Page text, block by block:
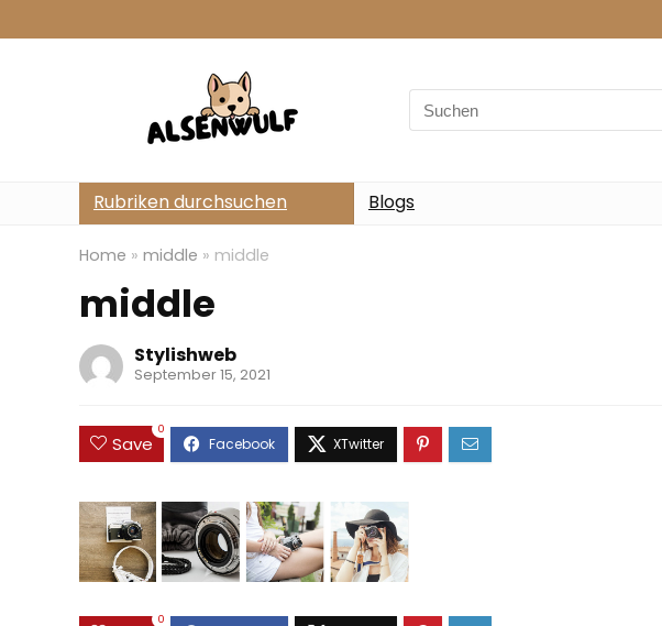
Search
for:
Rubriken durchsuchen Blogs
Home » middle » middle
middle
Stylishweb
September 15, 2021
Save
0
0